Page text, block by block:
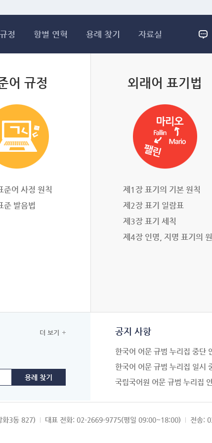
정 항별 연혁 용례 찾기 자료실
어 규정
준어 사정 원칙
준 발음법
외래어 표기법
제1장 표기의 기본 원칙
제2장 표기 일람표
제3장 표기 세칙
제4장 인명, 지명 표기의
더 보기 공지 사항
한국어 어문 규범 누리집 중단
한국어 어문 규범 누리집 일시
국립국어원 어문 규범 누리집
화3동 827) 대표 전화: 02-2669-9775(평일 09:00~18:00) 전송: